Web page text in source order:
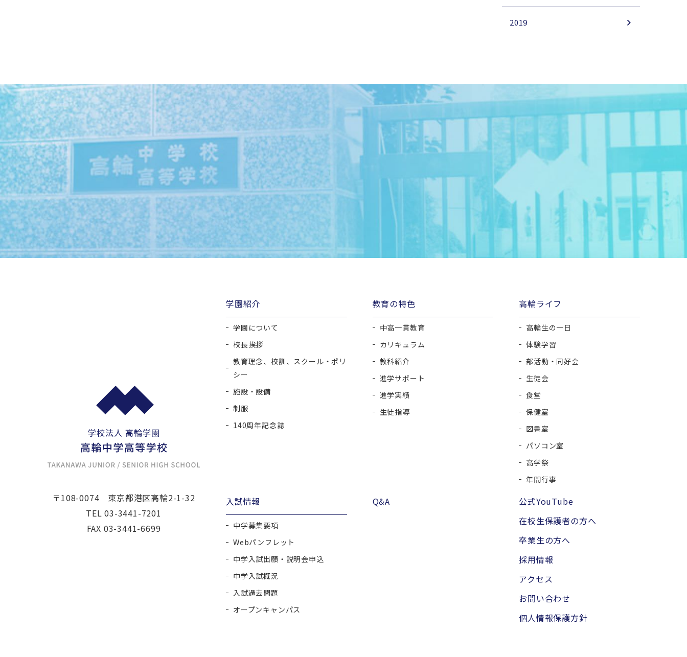
2019
〒108-0074 東京都港区高輪2-1-32
TEL03-3441-7201
FAX 03-3441-6699
学園紹介
学園について
校長挨拶
教育理念、校訓、スクール・ポリ
シー
施設・設備
制服
140周年記念誌
教育の特色
中高一貫教育
カリキュラム
教科紹介
進学サポート
進学実績
生徒指導
高輪ライフ
高輪生の一日
体験学習
部活動・同好会
生徒会
食堂
保健室
図書室
パソコン室
高学祭
年間行事
入試情報
中学募集要項
Webパンフレット
中学入試出願・説明会申込
中学入試概況
入試過去問題
オープンキャンパス
Q&A
公式YouTube
在校生保護者の方へ
卒業生の方へ
採用情報
アクセス
お問い合わせ
個人情報保護方針